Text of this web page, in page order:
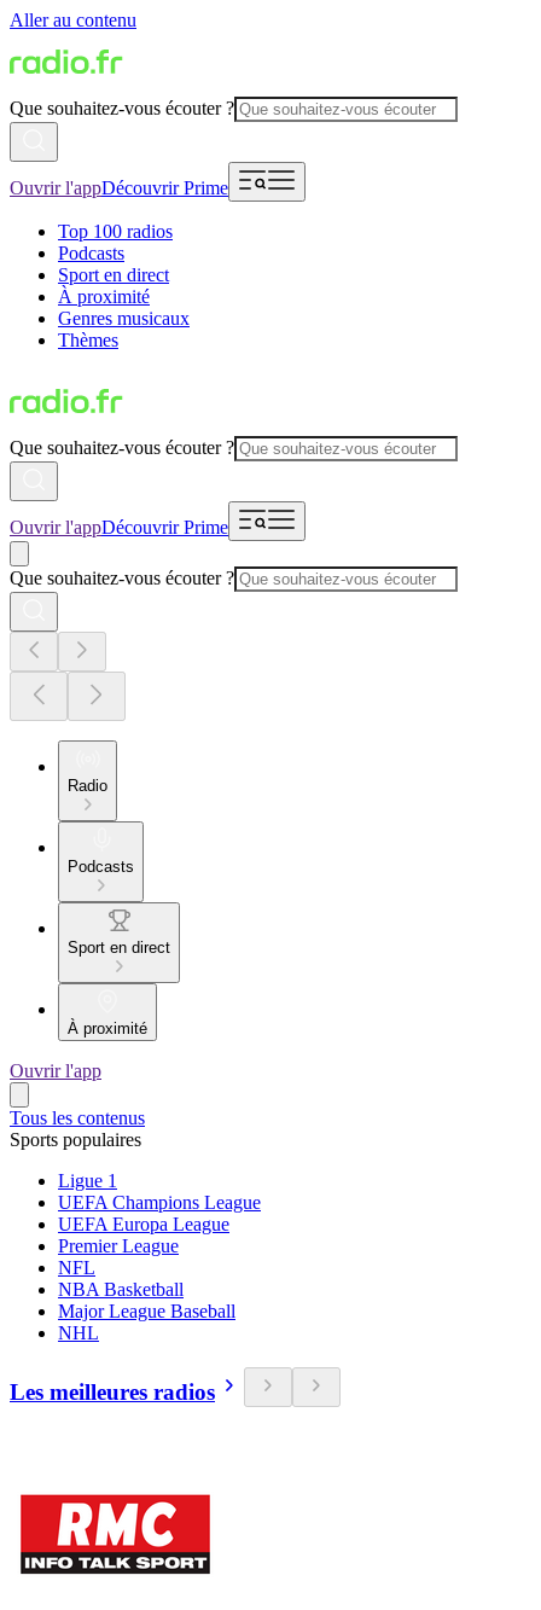
Aller au contenu
Que souhaitez-vous écouter ?
Ouvrir l'appDécouvrir Prime
Top 100 radios
Podcasts
Sport en direct
À proximité
Genres musicaux
Thèmes
Que souhaitez-vous écouter ?
Ouvrir l'appDécouvrir Prime
Que souhaitez-vous écouter ?
Radio
Podcasts
Sport en direct
À proximité
Ouvrir l'app
Tous les contenus
Sports populaires
Ligue 1
UEFA Champions League
UEFA Europa League
Premier League
NFL
NBA Basketball
Major League Baseball
NHL
Les meilleures radios